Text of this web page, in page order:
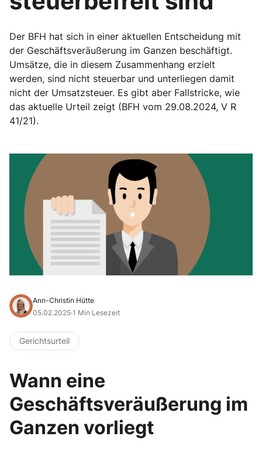
Der BFH hat sich in einer aktuellen Entscheidung mit
der Geschäftsveräußerung im Ganzen beschäftigt.
Umsätze, die in diesem Zusammenhang erzielt
werden, sind nicht steuerbar und unterliegen damit
nicht der Umsatzsteuer. Es gibt aber Fallstricke, wie
das aktuelle Urteil zeigt (BFH vom 29.08.2024, V R
41/21).
Ann-Christin Hütte
05.02.2025·1 Min Lesezeit
Gerichtsurteil
Wann eine
Geschäftsveräußerung im
Ganzen vorliegt